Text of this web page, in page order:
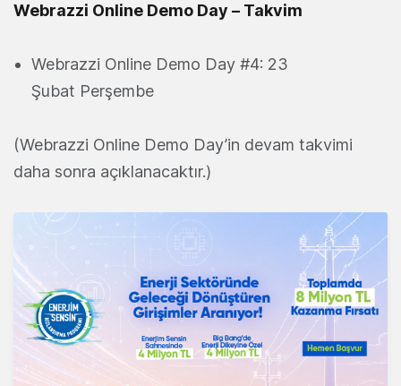
Webrazzi Online Demo Day – Takvim
Webrazzi Online Demo Day #4: 23
Şubat Perşembe
(Webrazzi Online Demo Day’in devam takvimi
daha sonra açıklanacaktır.)